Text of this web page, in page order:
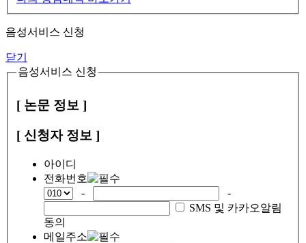
음성서비스 신청
닫기
음성서비스 신청
[ 논문 정보 ]
[ 신청자 정보 ]
아이디
전화번호
-
-
SMS 및 카카오알림
동의
메일주소